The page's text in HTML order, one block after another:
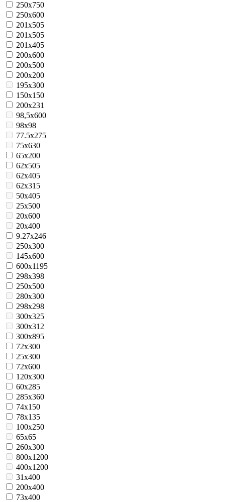
250x750
250x600
201x505
201х505
201x405
200x600
200x500
200x200
195х300
150x150
200x231
98,5х600
98x98
77.5х275
75x630
65x200
62х505
62х405
62x315
50x405
25x500
20х600
20х400
9.27x246
250x300
145x600
600x1195
298x398
250x500
280x300
298x298
300x325
300x312
300x895
72x300
25x300
72x600
120x300
60x285
285x360
74x150
78x135
100x250
65x65
260x300
800x1200
400x1200
31x400
200x400
73x400